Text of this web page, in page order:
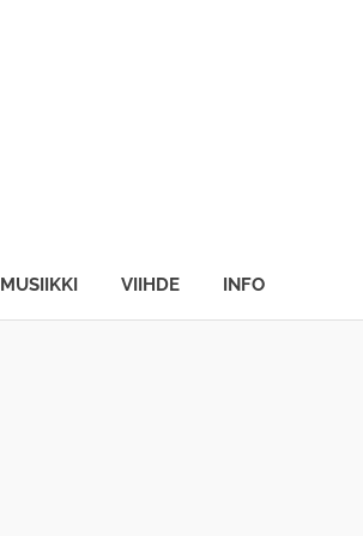
MUSIIKKI VIIHDE INFO